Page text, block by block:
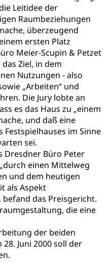
Leitidee der
Raumbeziehungen
überzeugend
ersten Platz
Meier-Scupin & Petzet
Ziel, in dem
Nutzungen - also
„Arbeiten“ und
Die Jury lobte an
es das Haus zu „einem
und daß eine
Festspielhauses im Sinne
sei.
Dresdner Büro Peter
einen Mittelweg
und dem heutigen
als Aspekt
das Preisgericht.
die eine
der beiden
Juni 2000 soll der